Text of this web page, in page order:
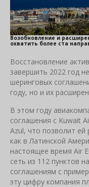
Возобновление и
охватить более ста
Восстановление
завершить 2022 год
шеринговых
году, но и их
В этом году
соглашения с Kuwait
Azul, что позволит ей
как в Латинской
настоящее время Air
сеть из 112 пунктов
соглашениям с
эту цифру компания